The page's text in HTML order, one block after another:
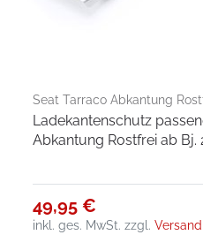
Seat Tarraco Abkantung
Ladekantenschutz
Abkantung Rostfrei ab Bj.
49,95 €
inkl. ges. MwSt. zzgl.